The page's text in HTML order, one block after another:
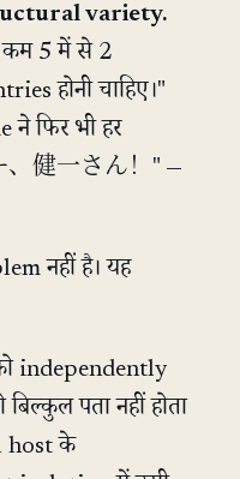
variety.
कम 5 में से 2
होनी चाहिए।"
ने फिर भी हर
、健一さん！" —
नहीं है। यह
independently
पता नहीं होता
host के